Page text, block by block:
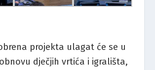
projekta ulagat će se u
dječjih vrtića i igrališta,